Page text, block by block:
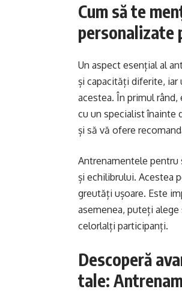
Cum să te
personalizate
Un aspect esențial al
și capacități diferite,
acestea. În primul
cu un specialist înainte
și să vă ofere
Antrenamentele
și echilibrului. Acestea
greutăți ușoare. Este
asemenea, puteți
celorlalți participanți.
Descoperă
tale: